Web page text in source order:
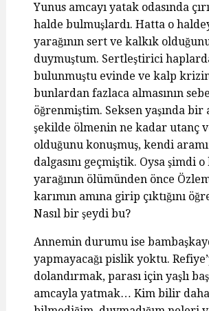
Yunus amcayı yatak odasında
halde bulmuşlardı. Hatta o
yarağının sert ve kalkık
duymuştum. Sertleştirici
bulunmuştu evinde ve kalp
bunlardan fazlaca almasının
öğrenmiştim. Seksen yaşında
şekilde ölmenin ne kadar utanç
olduğunu konuşmuş, kendi
dalgasını geçmiştik. Oysa şimdi
yarağının ölümünden önce
karımın amına girip çıktığını
Nasıl bir şeydi bu?
Annemin durumu ise
yapmayacağı pislik yoktu.
dolandırmak, parası için yaşlı
amcayla yatmak… Kim bilir daha